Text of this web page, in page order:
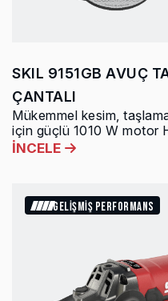
SKIL 9151GB AVUÇ
ÇANTALI
Mükemmel kesim,
için güçlü 1010 W motor
İNCELE
GELİŞMİŞ PERFORMANS